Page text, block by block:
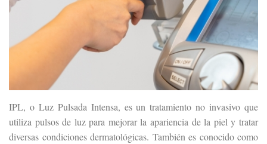
IPL, o Luz Pulsada Intensa, es un tratamiento no invasivo que
utiliza pulsos de luz para mejorar la apariencia de la piel y tratar
diversas condiciones dermatológicas. También es conocido como